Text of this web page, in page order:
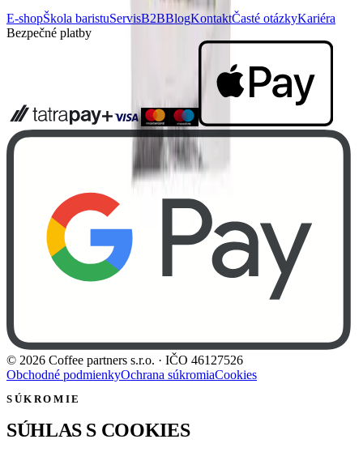
E-shopŠkola baristuServisB2BBlogKontaktČasté otázkyKariéra
Bezpečné platby
© 2026 Coffee partners s.r.o. · IČO 46127526
Obchodné podmienkyOchrana súkromiaCookies
SÚKROMIE
SÚHLAS S COOKIES